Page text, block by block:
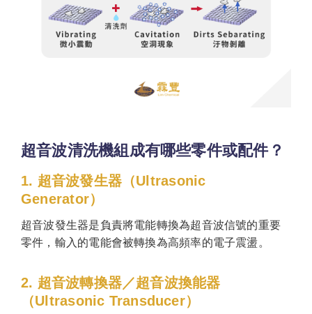
超音波清洗機組成有哪些零件或配件？
1. 超音波發生器（Ultrasonic
Generator）
超音波發生器是負責將電能轉換為超音波信號的重要
零件，輸入的電能會被轉換為高頻率的電子震盪。
2. 超音波轉換器／超音波換能器
（Ultrasonic Transducer）